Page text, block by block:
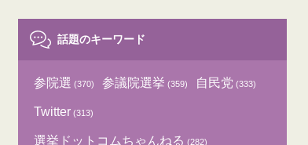
話題のキーワード
参院選 (370) 参議院選挙 (359) 自民党 (333)
Twitter (313)
選挙ドットコムちゃんねる (282)